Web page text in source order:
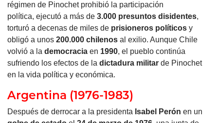
régimen de Pinochet prohibió la participación
política, ejecutó a más de 3.000 presuntos disidentes,
torturó a decenas de miles de prisioneros políticos y
obligó a unos 200.000 chilenos al exilio. Aunque Chile
volvió a la democracia en 1990, el pueblo continúa
sufriendo los efectos de la dictadura militar de Pinochet
en la vida política y económica.
Argentina (1976-1983)
Después de derrocar a la presidenta Isabel Perón en un